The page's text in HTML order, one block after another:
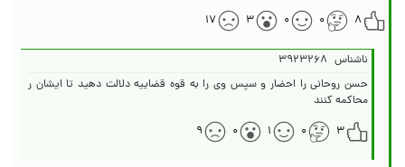
۸
۰ ۰ ۳ ۱۷
ناشناس ۳۹۲۳۲۶۸
حسن روحانی را احضار و سپس وی را به قوه قضاییه دلالت دهید تا ایشان ر
محاکمه کنند
۳
۰ ۱ ۰ ۹